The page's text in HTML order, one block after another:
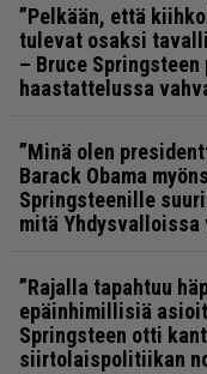
”Pelkään, että
tulevat osaksi
– Bruce Springsteen
haastattelussa
”Minä olen
Barack Obama
Springsteenille
mitä
”Rajalla tapahtuu
epäinhimillisiä
Springsteen otti
siirtolaispolitiikan